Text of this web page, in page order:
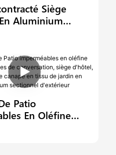
Siège
Aluminium
Conversation
Meubles De Patio
Canapé
Patio
En Oléfine
De
Siège D'hôtel,